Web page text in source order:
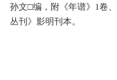
孙文□编，附《年谱》1卷
丛刊》影明刊本。